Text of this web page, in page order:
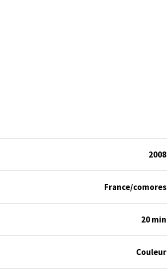
2008
France/comores
20 min
Couleur